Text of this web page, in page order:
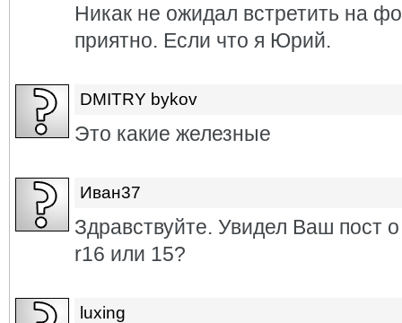
Никак не ожидал встретить на
приятно. Если что я Юрий.
DMITRY bykov
Это какие железные
Иван37
Здравствуйте. Увидел Ваш пост
r16 или 15?
luxing